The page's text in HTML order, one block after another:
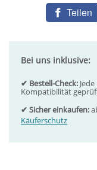
Teilen
Bei uns inklusive:
✔ Bestell-Check:
Kompatibilität
✔ Sicher einkaufen:
Käuferschutz